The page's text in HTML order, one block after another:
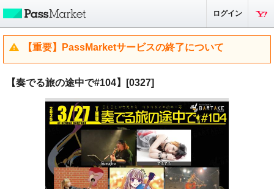
ログイン
【重要】PassMarketサービスの終了について
【奏でる旅の途中で#104】[0327]